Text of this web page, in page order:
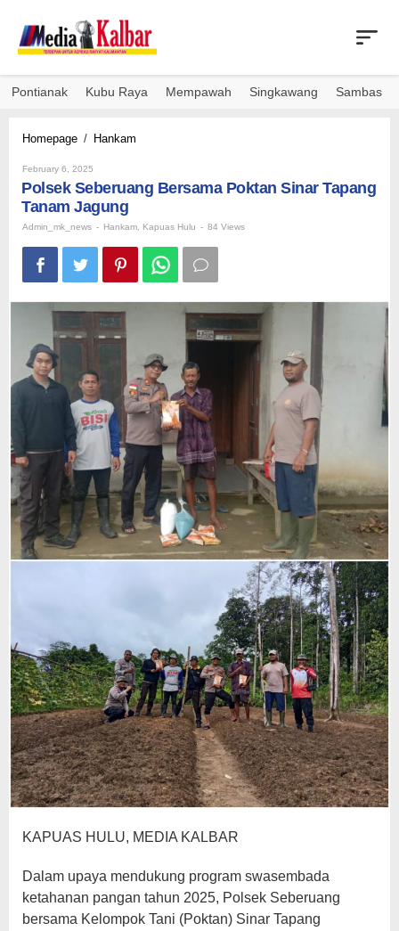
content
Pontianak Kubu Raya Mempawah Singkawang Sambas
Homepage / Hankam
Poktan
Tanam
Jagung
February 6, 2025
Polsek Seberuang Bersama Poktan Sinar Tapang
Tanam Jagung
Admin_mk_news - Hankam Kapuas Hulu - 84 Views
KAPUAS HULU, MEDIA KALBAR
Dalam upaya mendukung program swasembada
ketahanan pangan tahun 2025, Polsek Seberuang
bersama Kelompok Tani (Poktan) Sinar Tapang